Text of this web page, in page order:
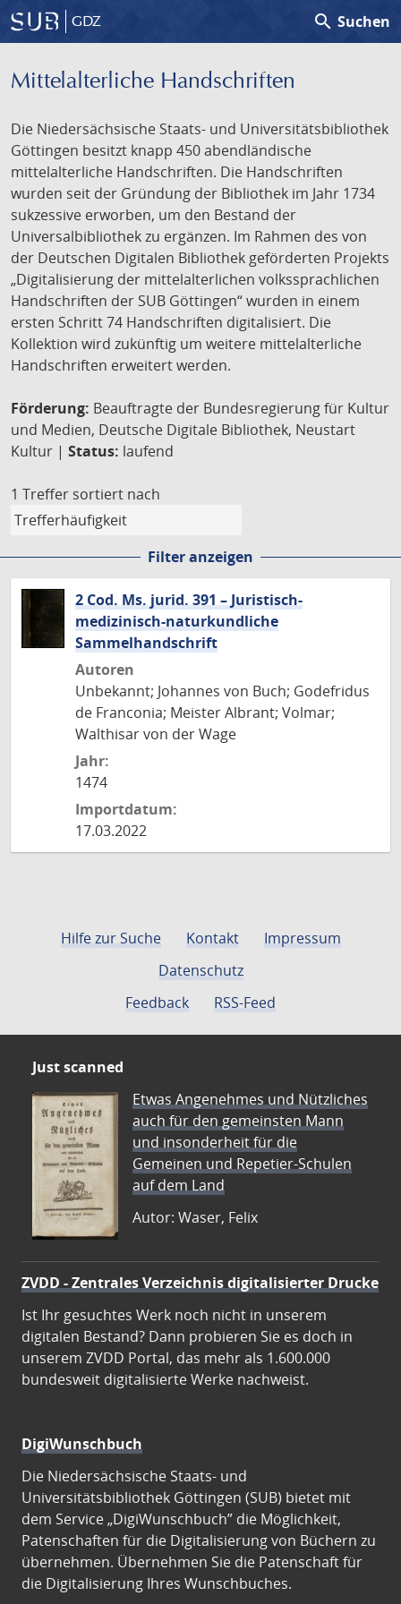
GDZ search Suchen
Mittelalterliche Handschriften
Die Niedersächsische Staats- und Universitätsbibliothek
Göttingen besitzt knapp 450 abendländische
mittelalterliche Handschriften. Die Handschriften
wurden seit der Gründung der Bibliothek im Jahr 1734
sukzessive erworben, um den Bestand der
Universalbibliothek zu ergänzen. Im Rahmen des von
der Deutschen Digitalen Bibliothek geförderten Projekts
„Digitalisierung der mittelalterlichen volkssprachlichen
Handschriften der SUB Göttingen“ wurden in einem
ersten Schritt 74 Handschriften digitalisiert. Die
Kollektion wird zukünftig um weitere mittelalterliche
Handschriften erweitert werden.
Förderung: Beauftragte der Bundesregierung für Kultur
und Medien, Deutsche Digitale Bibliothek, Neustart
Kultur | Status: laufend
1 Treffer sortiert nach
Filter anzeigen
2 Cod. Ms. jurid. 391 – Juristisch-
medizinisch-naturkundliche
Sammelhandschrift
Autoren
Unbekannt; Johannes von Buch; Godefridus
de Franconia; Meister Albrant; Volmar;
Walthisar von der Wage
Jahr:
1474
Importdatum:
17.03.2022
Hilfe zur Suche Kontakt
Impressum
Datenschutz
Feedback
RSS-Feed
Just scanned
Etwas Angenehmes und Nützliches
auch für den gemeinsten Mann
und insonderheit für die
Gemeinen und Repetier-Schulen
auf dem Land
Autor: Waser, Felix
ZVDD - Zentrales Verzeichnis digitalisierter Drucke
Ist Ihr gesuchtes Werk noch nicht in unserem
digitalen Bestand? Dann probieren Sie es doch in
unserem ZVDD Portal, das mehr als 1.600.000
bundesweit digitalisierte Werke nachweist.
DigiWunschbuch
Die Niedersächsische Staats- und
Universitätsbibliothek Göttingen (SUB) bietet mit
dem Service „DigiWunschbuch” die Möglichkeit,
Patenschaften für die Digitalisierung von Büchern zu
übernehmen. Übernehmen Sie die Patenschaft für
die Digitalisierung Ihres Wunschbuches.